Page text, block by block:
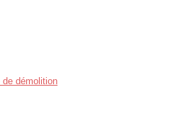
de démolition